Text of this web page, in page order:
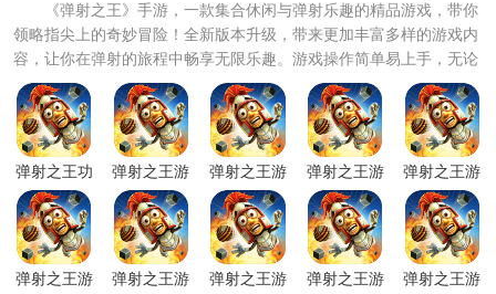
弹射之王游戏功能
1. 精准弹射：利用物理引擎，模拟真实的弹射效果，玩家需
要掌握角度和力度，才能准确击中目标。
2. 多样角色：提供多个角色供玩家选择，每个角色都有独特
的技能和属性。
《弹射之王》手游，一款集合休闲与弹射乐趣的精品游戏，带你
领略指尖上的奇妙冒险！全新版本升级，带来更加丰富多样的游戏内
容，让你在弹射的旅程中畅享无限乐趣。游戏操作简单易上手，无论
是娱乐放松还是竞技挑战，...
弹射之王功
能强化新版
弹射之王游
戏官方版
弹射之王游
戏无限药水
版
弹射之王游
戏去广告版
弹射之王游
戏免费版
弹射之王游
弹射之王游
弹射之王游
弹射之王游
弹射之王游